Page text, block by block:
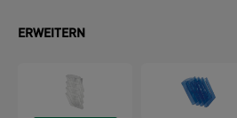
ERWEITERN